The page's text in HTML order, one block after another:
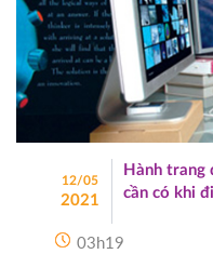
12/05
2021
Hành trang
cần có khi
03h19